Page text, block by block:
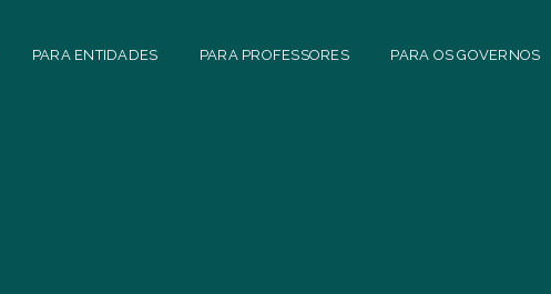
PARA ENTIDADES PARA PROFESSORES PARA OS GOVERNOS